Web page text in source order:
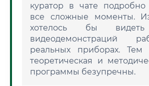
куратор в чате подробно
все сложные моменты.
хотелось бы
видеодемонстраций
реальных приборах.
теоретическая и
программы безупречны.